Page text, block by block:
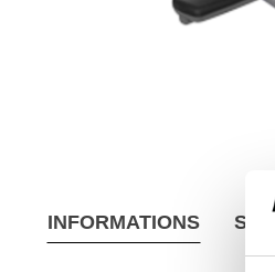
INFORMATIONS